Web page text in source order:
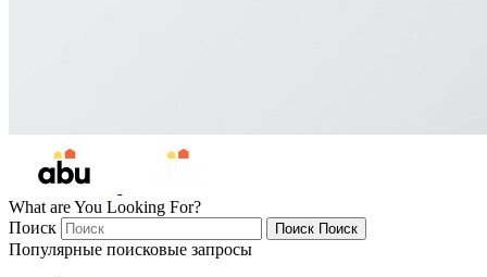
What are You Looking For?
Поиск
Поиск Поиск
Популярные поисковые запросы